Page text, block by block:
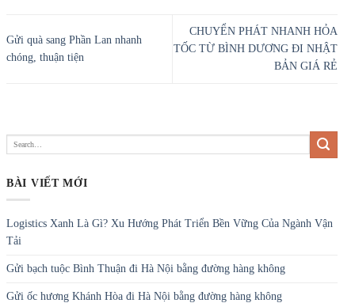
Gửi quà sang Phần Lan nhanh
chóng, thuận tiện
CHUYỂN PHÁT NHANH HỎA
TỐC TỪ BÌNH DƯƠNG ĐI NHẬT
BẢN GIÁ RẺ
BÀI VIẾT MỚI
Logistics Xanh Là Gì? Xu Hướng Phát Triển Bền Vững Của Ngành Vận
Tải
Gửi bạch tuộc Bình Thuận đi Hà Nội bằng đường hàng không
Gửi ốc hương Khánh Hòa đi Hà Nội bằng đường hàng không